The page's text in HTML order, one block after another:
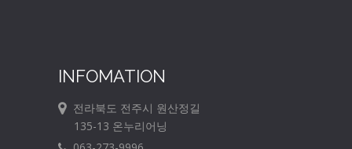
INFOMATION
전라북도 전주시 원산정길
135-13 온누리어닝